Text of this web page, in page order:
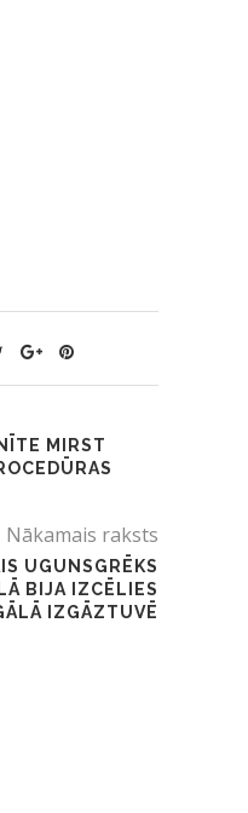
MIRST
Nākamais raksts
UGUNSGRĒKS
BIJA IZCĒLIES
IZGĀZTUVĒ